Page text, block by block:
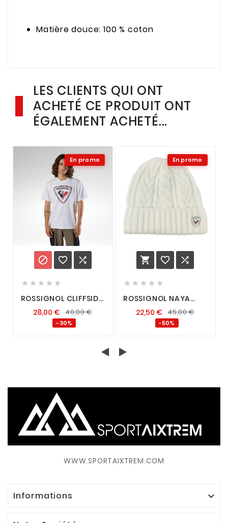
Matière douce: 100 % coton
LES CLIENTS QUI ONT
ACHETÉ CE PRODUIT ONT
ÉGALEMENT ACHETÉ...
En promo
  
    
ROSSIGNOL CLIFFSIDE
28,00€ 40,00€
-30%
En promo
  
    
ROSSIGNOL NAYA
22,50€ 45,00€
-50%
WWW.SPORTAIXTREM.COM
Informations 